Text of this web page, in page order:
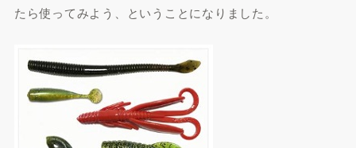
たら使ってみよう、ということになりました。